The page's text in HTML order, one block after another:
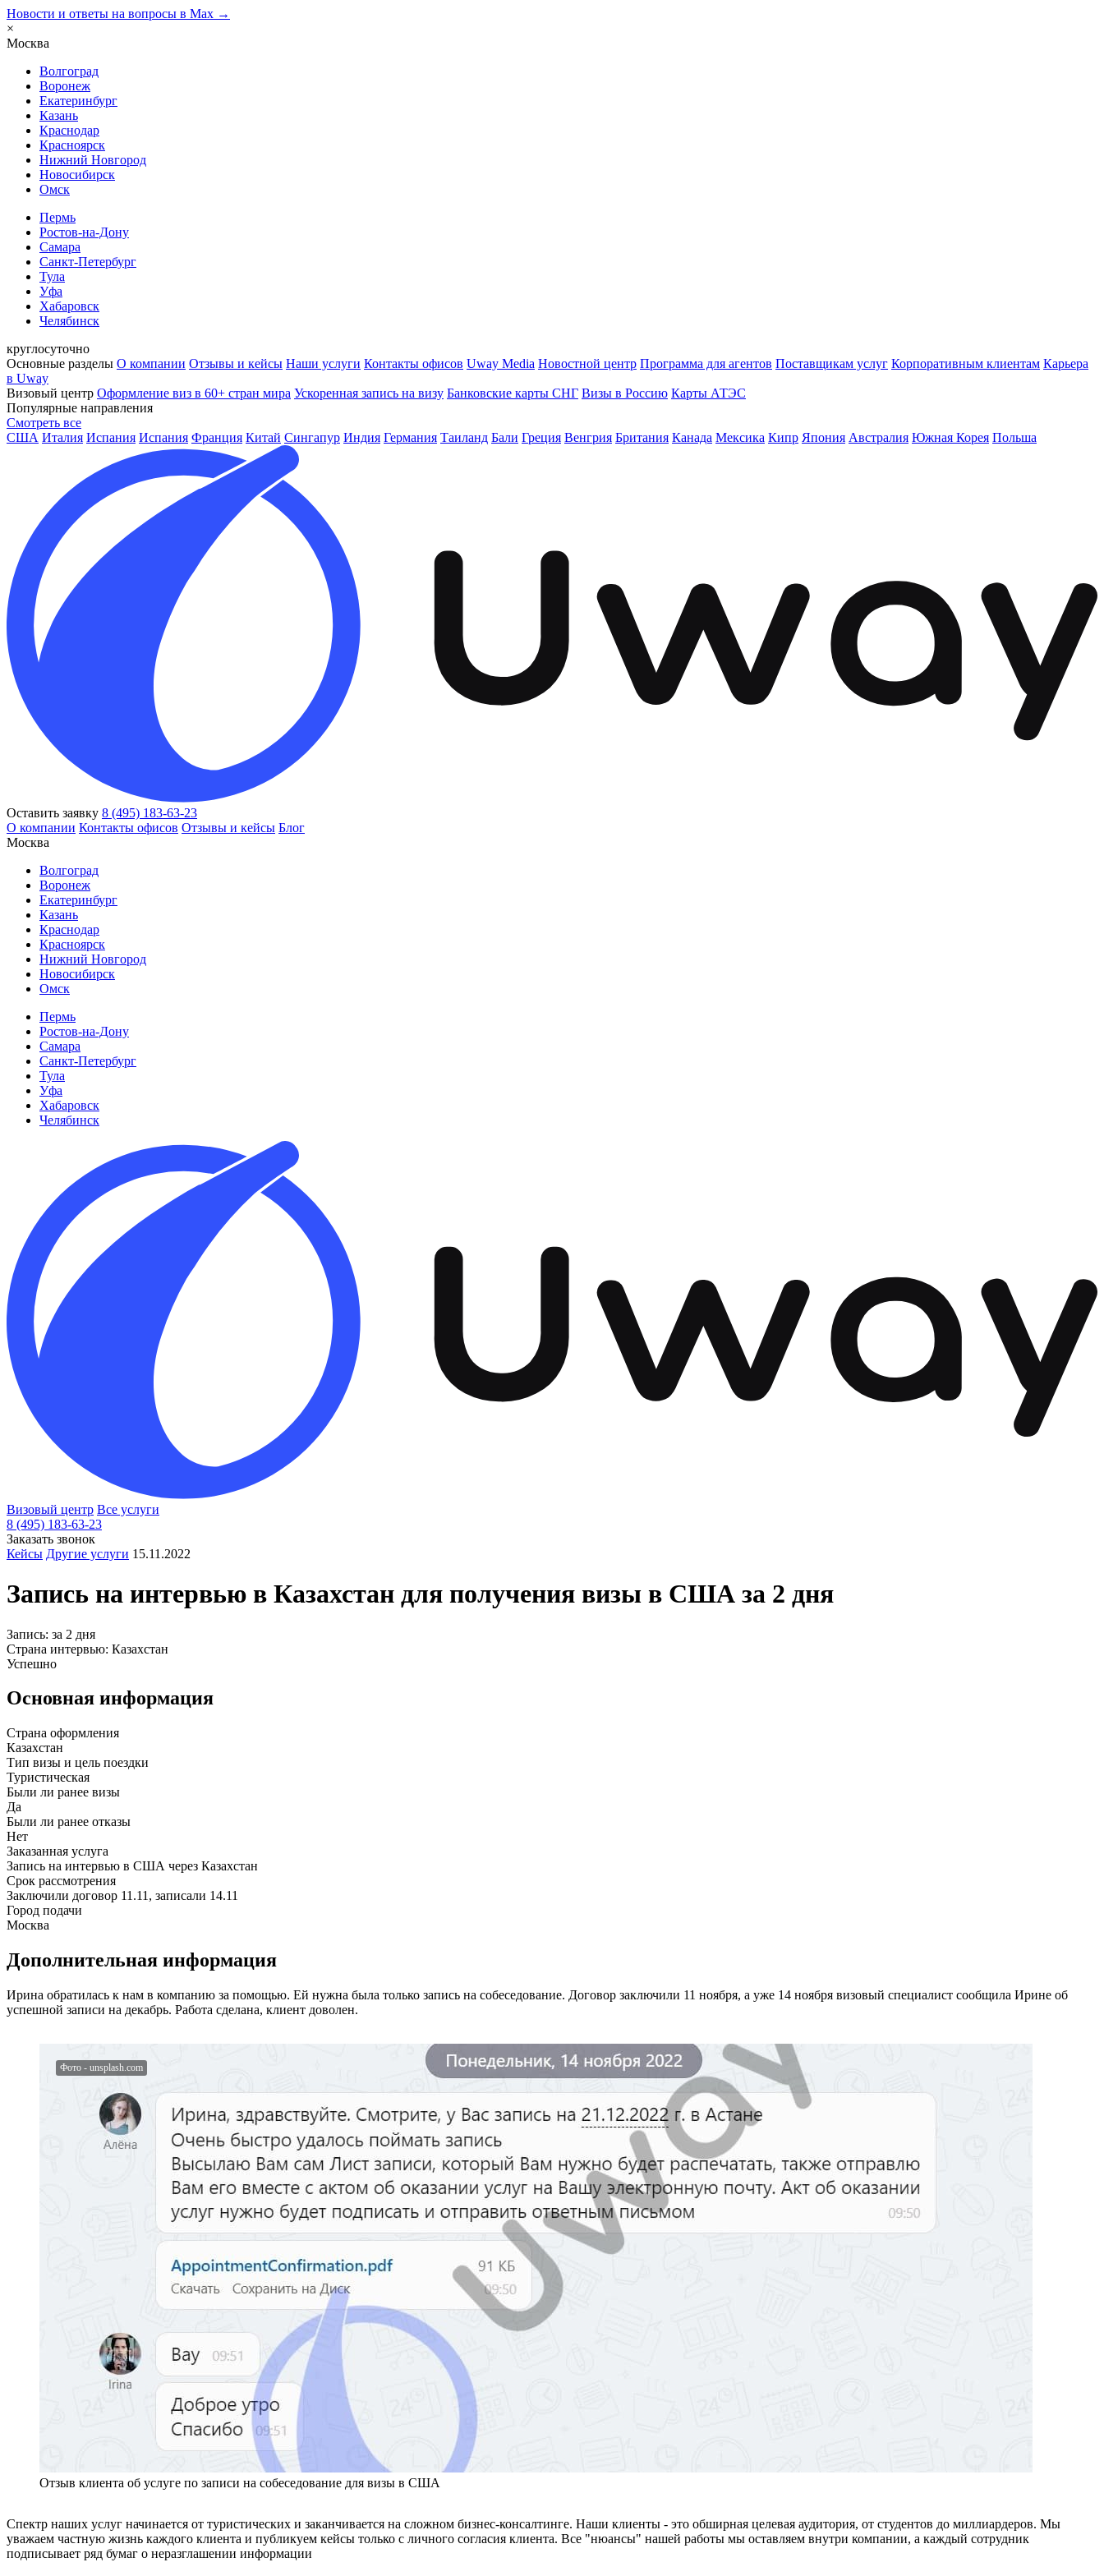
Новости и ответы на вопросы в Max →
×
Москва
Волгоград
Воронеж
Екатеринбург
Казань
Краснодар
Красноярск
Нижний Новгород
Новосибирск
Омск
Пермь
Ростов-на-Дону
Самара
Санкт-Петербург
Тула
Уфа
Хабаровск
Челябинск
круглосуточно
Основные разделы О компании Отзывы и кейсы Наши услуги Контакты офисов Uway Media Новостной центр Программа для агентов Поставщикам услуг Корпоративным клиентам Карьера
в Uway
Визовый центр Оформление виз в 60+ стран мира Ускоренная запись на визу Банковские карты СНГ Визы в Россию Карты АТЭС
Популярные направления
Смотреть все
США Италия Испания Испания Франция Китай Сингапур Индия Германия Таиланд Бали Греция Венгрия Британия Канада Мексика Кипр Япония Австралия Южная Корея Польша
Оставить заявку 8 (495) 183-63-23
О компании Контакты офисов Отзывы и кейсы Блог
Москва
Волгоград
Воронеж
Екатеринбург
Казань
Краснодар
Красноярск
Нижний Новгород
Новосибирск
Омск
Пермь
Ростов-на-Дону
Самара
Санкт-Петербург
Тула
Уфа
Хабаровск
Челябинск
Визовый центр Все услуги
8 (495) 183-63-23
Заказать звонок
Кейсы Другие услуги 15.11.2022
Запись на интервью в Казахстан для получения визы в США за 2 дня
Запись: за 2 дня
Страна интервью: Казахстан
Успешно
Основная информация
Страна оформления
Казахстан
Тип визы и цель поездки
Туристическая
Были ли ранее визы
Да
Были ли ранее отказы
Нет
Заказанная услуга
Запись на интервью в США через Казахстан
Срок рассмотрения
Заключили договор 11.11, записали 14.11
Город подачи
Москва
Дополнительная информация
Ирина обратилась к нам в компанию за помощью. Ей нужна была только запись на собеседование. Договор заключили 11 ноября, а уже 14 ноября визовый специалист сообщила Ирине об
успешной записи на декабрь. Работа сделана, клиент доволен.
Отзыв клиента об услуге по записи на собеседование для визы в США
Спектр наших услуг начинается от туристических и заканчивается на сложном бизнес-консалтинге. Наши клиенты - это обширная целевая аудитория, от студентов до миллиардеров. Мы
уважаем частную жизнь каждого клиента и публикуем кейсы только с личного согласия клиента. Все "нюансы" нашей работы мы оставляем внутри компании, а каждый сотрудник
подписывает ряд бумаг о неразглашении информации